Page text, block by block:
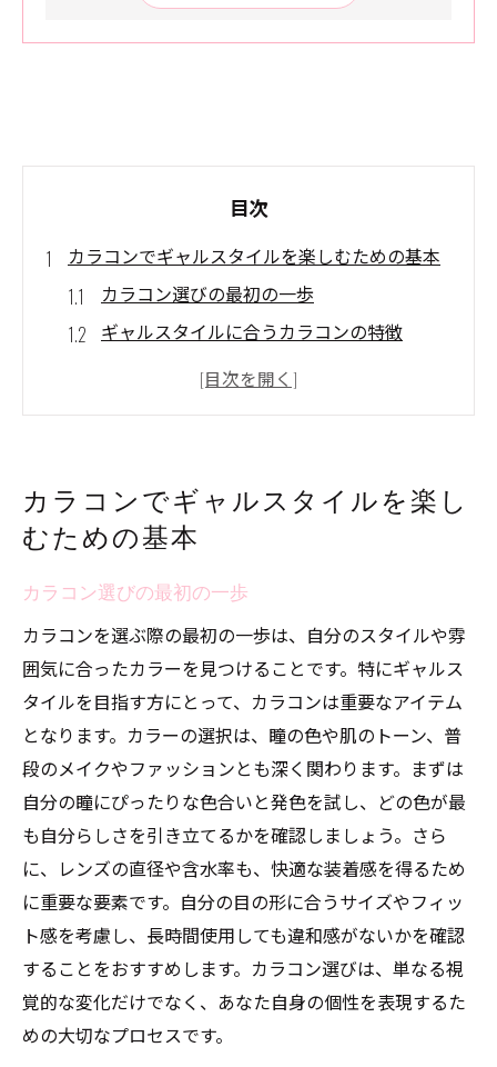
目次
カラコンでギャルスタイルを楽しむための基本
カラコン選びの最初の一歩
ギャルスタイルに合うカラコンの特徴
瞳の印象を変えるカラコンの効果
カラコンを安全に使用するためのポイント
ギャルにぴったりのカラコンカラーを見つける
には
瞳の色に合わせたカラコンの選び方
肌トーンと調和するカラコンカラー
ギャルスタイルを引き立てるおすすめカラ
ー
トレンドを取り入れたカラコンの選択
季節に応じたカラコンカラーテクニック
自分らしさを表現するカラコンカラー
ファッションとコーディネートするカラコンの
選び方
服装に合わせたカラコンの選定
小物とのコーディネートで魅力アップ
イベントに応じたカラコンコーディネート
カラコンでギャルスタイルを楽し
むための基本
カラコン選びの最初の一歩
カラコンを選ぶ際の最初の一歩は、自分のスタイルや雰
囲気に合ったカラーを見つけることです。特にギャルス
タイルを目指す方にとって、カラコンは重要なアイテム
となります。カラーの選択は、瞳の色や肌のトーン、普
段のメイクやファッションとも深く関わります。まずは
自分の瞳にぴったりな色合いと発色を試し、どの色が最
も自分らしさを引き立てるかを確認しましょう。さら
に、レンズの直径や含水率も、快適な装着感を得るため
に重要な要素です。自分の目の形に合うサイズやフィッ
ト感を考慮し、長時間使用しても違和感がないかを確認
することをおすすめします。カラコン選びは、単なる視
覚的な変化だけでなく、あなた自身の個性を表現するた
めの大切なプロセスです。